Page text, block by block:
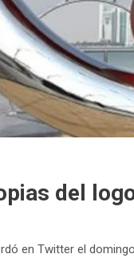
del
en Twitter el